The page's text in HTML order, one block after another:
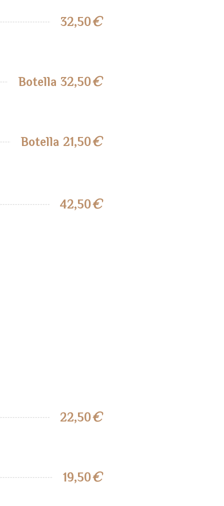
32,50€
Botella 32,50€
Botella 21,50€
42,50€
22,50€
19,50€